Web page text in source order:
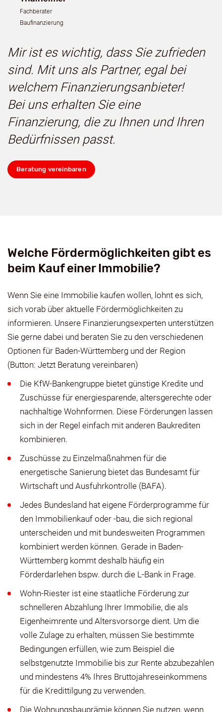
Fachberater
Baufinanzierung
Mir ist es wichtig, dass Sie zufrieden
sind. Mit uns als Partner, egal bei
welchem Finanzierungsanbieter!
Bei uns erhalten Sie eine
Finanzierung, die zu Ihnen und Ihren
Bedürfnissen passt.
Beratung vereinbaren
Welche Fördermöglichkeiten gibt es
beim Kauf einer Immobilie?
Wenn Sie eine Immobilie kaufen wollen, lohnt es sich,
sich vorab über aktuelle Fördermöglichkeiten zu
informieren. Unsere Finanzierungsexperten unterstützen
Sie gerne dabei und beraten Sie zu den verschiedenen
Optionen für Baden-Württemberg und der Region
(Button: Jetzt Beratung vereinbaren)
Die KfW-Bankengruppe bietet günstige Kredite und
Zuschüsse für energiesparende, altersgerechte oder
nachhaltige Wohnformen. Diese Förderungen lassen
sich in der Regel einfach mit anderen Baukrediten
kombinieren.
Zuschüsse zu Einzelmaßnahmen für die
energetische Sanierung bietet das Bundesamt für
Wirtschaft und Ausfuhrkontrolle (BAFA).
Jedes Bundesland hat eigene Förderprogramme für
den Immobilienkauf oder -bau, die sich regional
unterscheiden und mit bundesweiten Programmen
kombiniert werden können. Gerade in Baden-
Württemberg kommt deshalb häufig ein
Förderdarlehen bspw. durch die L-Bank in Frage.
Wohn-Riester ist eine staatliche Förderung zur
schnelleren Abzahlung Ihrer Immobilie, die als
Eigenheimrente und Altersvorsorge dient. Um die
volle Zulage zu erhalten, müssen Sie bestimmte
Bedingungen erfüllen, wie zum Beispiel die
selbstgenutzte Immobilie bis zur Rente abzubezahlen
und mindestens 4% Ihres Bruttojahreseinkommens
für die Kredittilgung zu verwenden.
Die Wohnungsbauprämie können Sie nutzen, wenn